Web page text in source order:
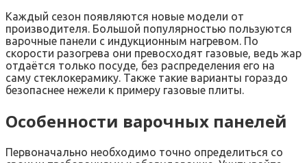
Каждый сезон появляются новые модели от
производителя. Большой популярностью пользуются
варочные панели с индукционным нагревом. По
скорости разогрева они превосходят газовые, ведь жар
отдаётся только посуде, без распределения его на
саму стеклокерамику. Также такие варианты гораздо
безопаснее нежели к примеру газовые плиты.
Особенности варочных панелей
Первоначально необходимо точно определиться со